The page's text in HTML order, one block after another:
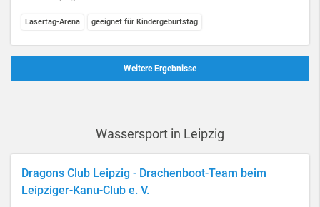
Lasertag-Arena geeignet für Kindergeburtstag
Weitere Ergebnisse
Wassersport in Leipzig
Dragons Club Leipzig - Drachenboot-Team beim
Leipziger-Kanu-Club e. V.